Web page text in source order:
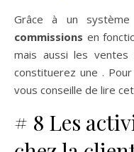
Grâce à un
commissions en
mais aussi les
constituerez une .
vous conseille de lire
# 8 Les